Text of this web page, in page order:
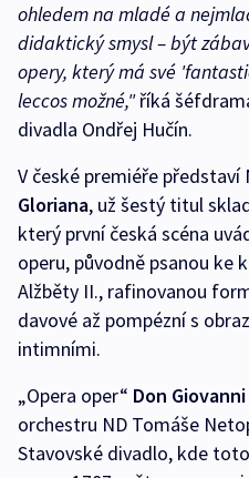
ohledem na mladé a
didaktický smysl – být
opery, který má své '
leccos možné,"říká
divadla Ondřej Hučín.
V české premiéře
Gloriana, už šestý titul
který první česká scéna
operu, původně psanou ke
Alžběty II., rafinovanou
davové až pompézní s
intimními.
„Opera oper“ Don Giovanni
orchestru ND Tomáše
Stavovské divadlo, kde